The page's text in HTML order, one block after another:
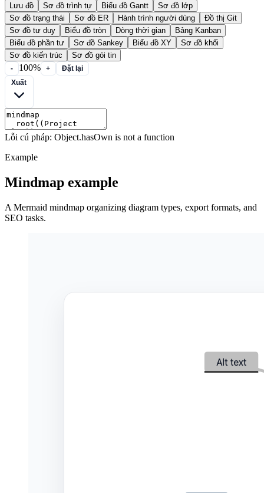
Lưu đồ Sơ đồ trình tự Biểu đồ Gantt
Sơ đồ lớp
Sơ đồ trạng thái
Sơ đồ ER Hành trình người dùng
Đồ thị Git
Sơ đồ tư duy
Biểu đồ tròn Dòng thời gian
Bảng Kanban
Biểu đồ phần tư
Sơ đồ Sankey Biểu đồ XY
Sơ đồ khối
Sơ đồ kiến trúc
Sơ đồ gói tin
- 100% +
Đặt lại
Lỗi cú pháp: Object.hasOwn is not a function
Example
Mindmap example
A Mermaid mindmap organizing diagram types, export formats, and
SEO tasks.